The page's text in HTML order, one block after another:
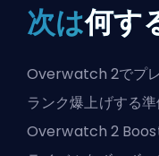
次は何す
Overwatch 2でプレ
ランク爆上げする
Overwatch 2